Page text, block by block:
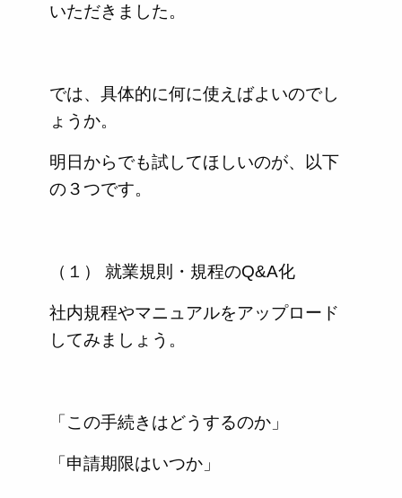
いただきました。
では、具体的に何に使えばよいのでし
ょうか。
明日からでも試してほしいのが、以下
の３つです。
（１） 就業規則・規程のQ&A化
社内規程やマニュアルをアップロード
してみましょう。
「この手続きはどうするのか」
「申請期限はいつか」